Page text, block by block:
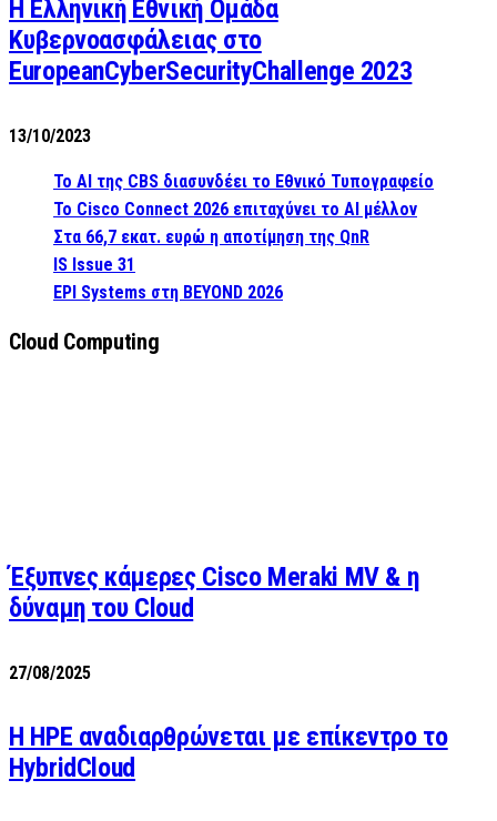
Η Ελληνική Εθνική Ομάδα
Κυβερνοασφάλειας στο
EuropeanCyberSecurityChallenge 2023
13/10/2023
Το AI της CBS διασυνδέει το Εθνικό Τυπογραφείο
Το Cisco Connect 2026 επιταχύνει το AI μέλλον
Στα 66,7 εκατ. ευρώ η αποτίμηση της QnR
IS Issue 31
EPI Systems στη BEYOND 2026
Cloud Computing
Έξυπνες κάμερες Cisco Meraki MV & η
δύναμη του Cloud
27/08/2025
H HPE αναδιαρθρώνεται με επίκεντρο το
HybridCloud